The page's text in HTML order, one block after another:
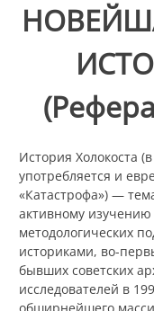
История Холокоста
употребляется и
«Катастрофа») —
активному
методологических
историками, во-
бывших советских
исследователей в